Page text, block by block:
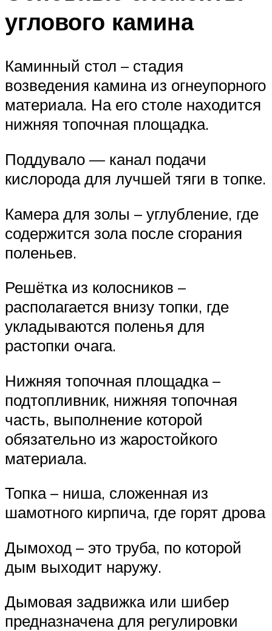
углового камина
Каминный стол – стадия
возведения камина из огнеупорного
материала. На его столе находится
нижняя топочная площадка.
Поддувало — канал подачи
кислорода для лучшей тяги в топке.
Камера для золы – углубление, где
содержится зола после сгорания
поленьев.
Решётка из колосников –
располагается внизу топки, где
укладываются поленья для
растопки очага.
Нижняя топочная площадка –
подтопливник, нижняя топочная
часть, выполнение которой
обязательно из жаростойкого
материала.
Топка – ниша, сложенная из
шамотного кирпича, где горят дрова
Дымоход – это труба, по которой
дым выходит наружу.
Дымовая задвижка или шибер
предназначена для регулировки